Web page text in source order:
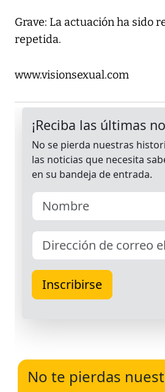
Grave: La actuación ha sido
repetida.
www.visionsexual.com
No te pierdas